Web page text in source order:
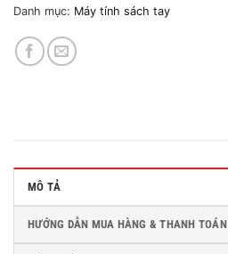
Danh mục: Máy tính sách tay
MÔ TẢ
HƯỚNG DẪN MUA HÀNG & THANH TOÁN